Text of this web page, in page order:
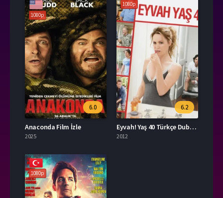
1080p
6.0
Anaconda Film İzle
2025
1080p
6.2
Eyvah! Yaş 40 Türkçe Dublaj İzle
2012
1080p